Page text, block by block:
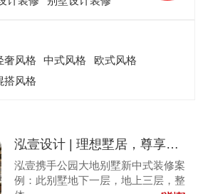
奢风格 中式风格
欧式风格
搭风格
泓壹设计 | 理想墅居，尊享一方繁华与静谧
泓壹携手公园大地别墅新中式装修案
例：此别墅地下一层，地上三层，整